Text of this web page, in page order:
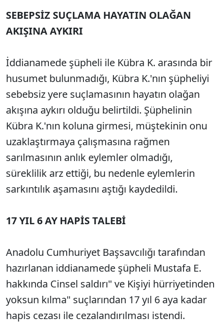
SEBEPSİZ SUÇLAMA HAYATIN OLAĞAN
AKIŞINA AYKIRI
İddianamede şüpheli ile Kübra K. arasında bir
husumet bulunmadığı, Kübra K.'nın şüpheliyi
sebebsiz yere suçlamasının hayatın olağan
akışına aykırı olduğu belirtildi. Şüphelinin
Kübra K.'nın koluna girmesi, müştekinin onu
uzaklaştırmaya çalışmasına rağmen
sarılmasının anlık eylemler olmadığı,
süreklilik arz ettiği, bu nedenle eylemlerin
sarkıntılık aşamasını aştığı kaydedildi.
17 YIL 6 AY HAPİS TALEBİ
Anadolu Cumhuriyet Başsavcılığı tarafından
hazırlanan iddianamede şüpheli Mustafa E.
hakkında Cinsel saldırı" ve Kişiyi hürriyetinden
yoksun kılma" suçlarından 17 yıl 6 aya kadar
hapis cezası ile cezalandırılması istendi.